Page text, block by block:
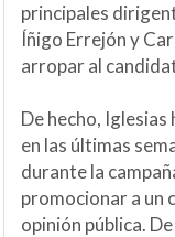
principales
Íñigo Errejón y
arropar al
De hecho,
en las últimas
durante la
promocionar a un
opinión pública.